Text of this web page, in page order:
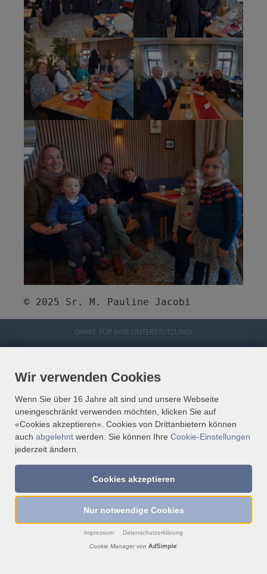
Wir verwenden Cookies
Wenn Sie über 16 Jahre alt sind und unsere Webseite
uneingeschränkt verwenden möchten, klicken Sie auf
«Cookies akzeptieren». Cookies von Drittanbietern können
auch abgelehnt werden. Sie können Ihre Cookie-Einstellungen
jederzeit ändern.
Cookies akzeptieren
Nur notwendige Cookies
Impressum Datenschutzerklärung
Cookie Manager von
    © 2025 Sr. M. Pauline Jacobi
DANKE FÜR IHRE UNTERSTÜTZUNG!
IBAN: AT23 3219 5000 0050 2609
KONTAKT
DATENSCHUTZ
IMPRESSUM